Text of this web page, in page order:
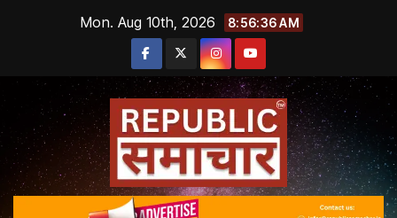
Mon. Aug 10th, 2026 8:56:37 AM